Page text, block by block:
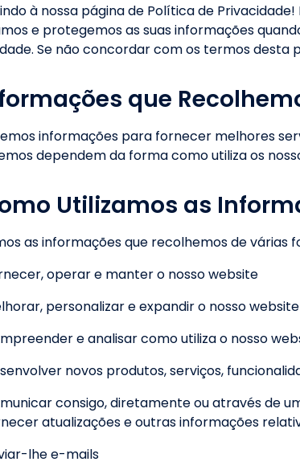
à nossa página de Política de
e protegemos as suas informações
Se não concordar com os termos
que
informações para fornecer melhores
dependem da forma como utiliza os
Utilizamos as
as informações que recolhemos de várias
operar e manter o nosso website
personalizar e expandir o nosso website
e analisar como utiliza o nosso
novos produtos, serviços,
consigo, diretamente ou através de
atualizações e outras informações
lhe e-mails